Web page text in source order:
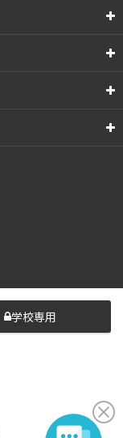
学校専用